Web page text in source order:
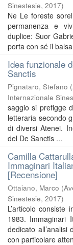
Sinestesie, 2017)
Ne Le foreste
permanenza e
duplice: Suor
porta con sé il
Idea funzionale
Sanctis
Pignataro, Stefano (
Internazionale
saggio si prefigge
letteraria secondo
di diversi Atenei.
del De Sanctis ...
Camilla
Immaginari
[Recensione]
Ottaiano, Marco (
Sinestesie, 2017)
L’articolo
1983. Immaginari
dedicato all’analisi
con particolare